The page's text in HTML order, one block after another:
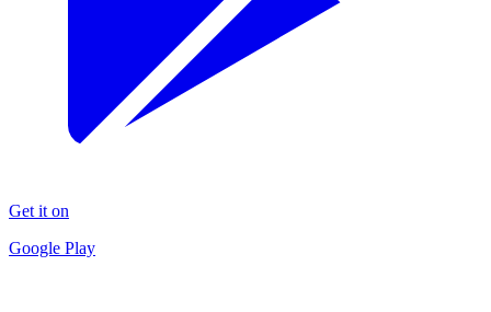
Get it on
Google Play